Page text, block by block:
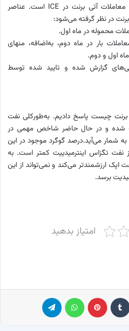
شاخص برنت قیمت تسویه معاملات آتی برنت در ICE است. عناصر
در نظر گرفته می‌شود:
محموله در ماه اول.
بار در ماه دوم، به‌اضافه، منهای
اول و دوم.
گزارش شده و تایید شده توسط
چیست پاسخ دادیم. به‌طورکلی نفت
شده و در حال حاضر شاخص مهمی در
شمار می‌آید.درصد گوگرد موجود در این
نفت تگزاس اینترمیدییت کمتر است. به
اپک ارزشمندتر می‌کند و نمی‌تواند از این
برسد.
امتیاز بدهید
لینکدین ‫تامبلر پینترست